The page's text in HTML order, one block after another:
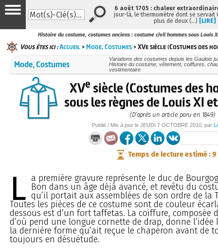
Histoire du costume, costumes anciens : costume civil hommes sous Louis
Vous êtes ici :Accueil >Mode, Costumes > XVe siècle (Costumes des
Mode, Costumes
Variations des costumes depuis les Gaulois
Histoire du costume, vêtement, coiffures,
vestimentaire
XVesiècle (Costumes des
sous les règnes de Louis XI
(D’après un article paru en 1849)
Publié / Mis à jour leJEUDI 7 OCTOBRE 2010 , par
Temps de lecture estimé : 9
L a première gravure représente le duc de
Bon dans un âge déjà avancé, et revêtu du
qu’il portait aux assemblées de son ordre de la
Toutes les pièces de ce costume sont de couleur
dessous est d’un fort taffetas. La coiffure, composée
d’où pend une longue cornette de drap, donne l’idée
la dernière forme qu’ait reçue le chaperon avant de
toujours en désuétude.
6 août 1705 : chaleur
jour-là, le thermomètre dont se servait
plus de deux (…) [LIRE]